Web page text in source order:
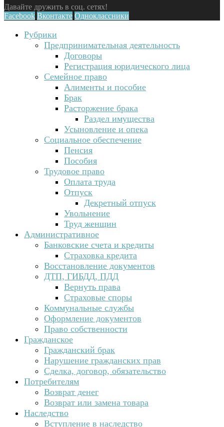
Давайте дружить в соц. сетях!
Facebook Вконтакте Одноклассники
Рубрики
Предпринимательная деятельность
Договоры
Регистрация юридического лица
Семейное право
Алименты и пособие
Брак
Расторжение брака
Раздел имущества
Усыновление и опека
Социальное обеспечение
Пенсия
Пособия
Трудовое право
Оплата труда
Отпуск
Декретный отпуск
Увольнение
Труд женщин
Административное
Банковские счета и кредиты
Страховка кредита
Восстановление документов
ДТП, ГИБДД, ПДД
Вернуть права
Страховые споры
Коммунальные службы
Оформление документов
Право собственности
Гражданское
Гражданский брак
Нарушение гражданских прав
Сделка, договор, обязательство
Потребителям
Возврат денег
Возврат или замена товара
Наследство
Вступление в наследство